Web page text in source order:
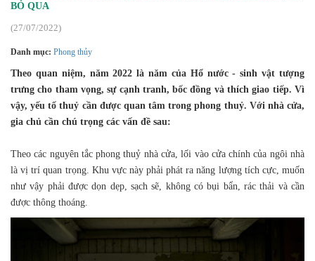
BỎ QUA
(27/07/2022)
Danh mục: Phong thủy
Theo quan niệm, năm 2022 là năm của Hổ nước - sinh vật tượng
trưng cho tham vọng, sự cạnh tranh, bốc đồng và thích giao tiếp. Vì
vậy, yếu tố thuỷ cần được quan tâm trong phong thuỷ. Với nhà cửa,
gia chủ cần chú trọng các vấn đề sau:
Theo các nguyên tắc phong thuỷ nhà cửa, lối vào cửa chính của ngôi nhà
là vị trí quan trọng. Khu vực này phải phát ra năng lượng tích cực, muốn
như vậy phải được dọn dẹp, sạch sẽ, không có bụi bẩn, rác thải và cần
được thông thoáng.